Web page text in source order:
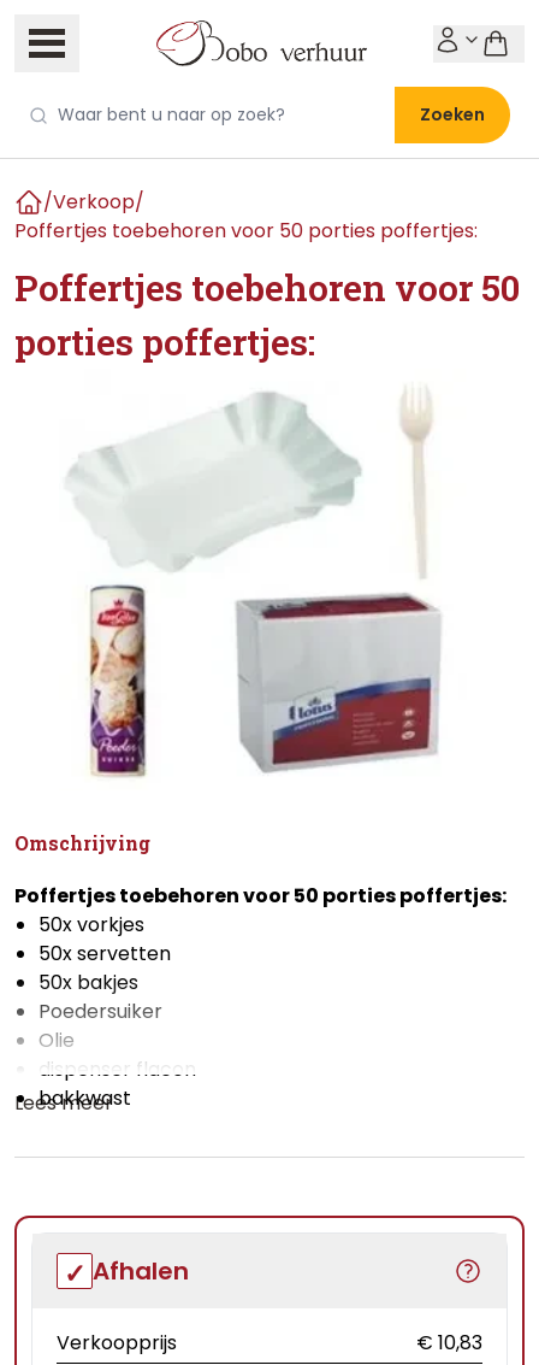
Zoeken
Home
/Verkoop/
Poffertjes toebehoren voor 50 porties poffertjes:
Poffertjes toebehoren voor 50
porties poffertjes:
Omschrijving
Poffertjes toebehoren voor 50 porties poffertjes:
50x vorkjes
50x servetten
50x bakjes
Poedersuiker
Olie
dispenser flacon
bakkwast
Lees meer
Afhalen
Verkoopprijs
€ 10,83